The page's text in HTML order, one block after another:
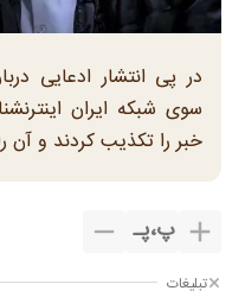
در پی انتشار ادعایی
سوی شبکه ایران
خبر را تکذیب کردند و آن
پ،پـ
تبلیغات